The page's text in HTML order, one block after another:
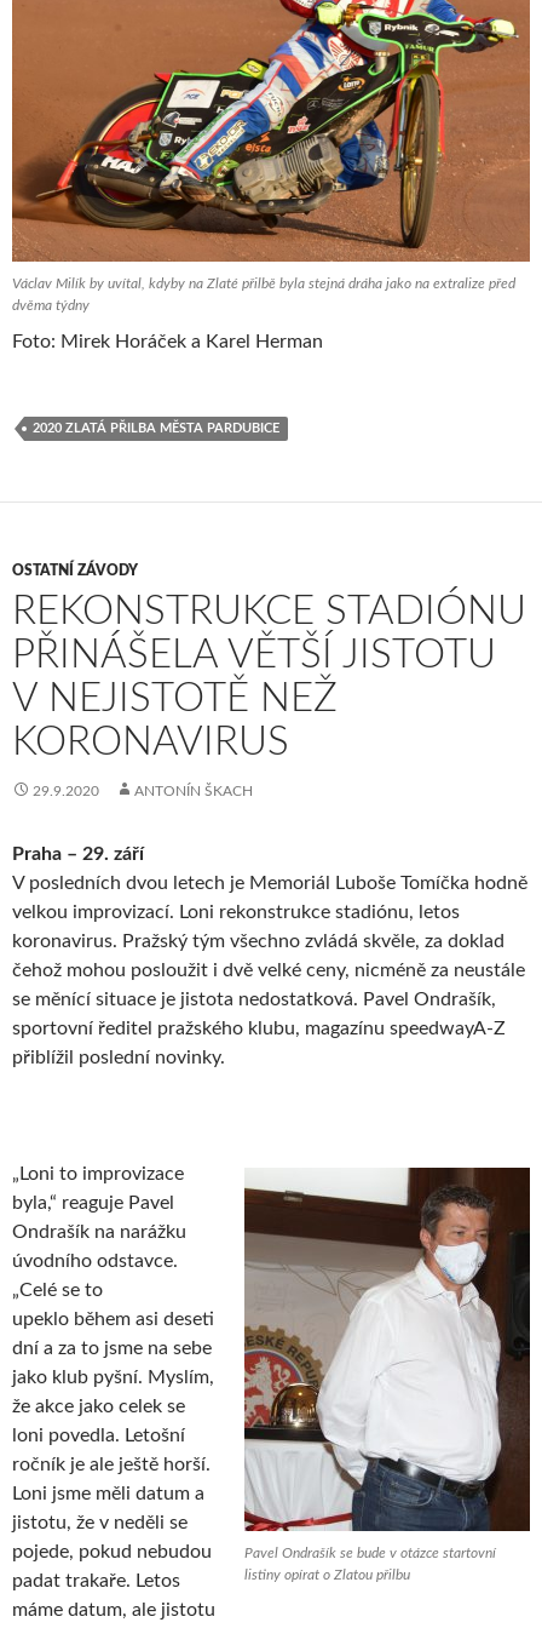
Václav Milík by uvítal, kdyby na Zlaté přilbě byla stejná dráha jako na extralize před
dvěma týdny
Foto: Mirek Horáček a Karel Herman
2020 ZLATÁ PŘILBA MĚSTA PARDUBICE
OSTATNÍ ZÁVODY
REKONSTRUKCE STADIÓNU
PŘINÁŠELA VĚTŠÍ JISTOTU
V NEJISTOTĚ NEŽ
KORONAVIRUS
29.9.2020 ANTONÍN ŠKACH
Praha – 29. září
V posledních dvou letech je Memoriál Luboše Tomíčka hodně
velkou improvizací. Loni rekonstrukce stadiónu, letos
koronavirus. Pražský tým všechno zvládá skvěle, za doklad
čehož mohou posloužit i dvě velké ceny, nicméně za neustále
se měnící situace je jistota nedostatková. Pavel Ondrašík,
sportovní ředitel pražského klubu, magazínu speedwayA-Z
přiblížil poslední novinky.
Pavel Ondrašík se bude v otázce startovní
listiny opírat o Zlatou přilbu
„Loni to improvizace
byla,“ reaguje Pavel
Ondrašík na narážku
úvodního odstavce.
„Celé se to
upeklo během asi deseti
dní a za to jsme na sebe
jako klub pyšní. Myslím,
že akce jako celek se
loni povedla. Letošní
ročník je ale ještě horší.
Loni jsme měli datum a
jistotu, že v neděli se
pojede, pokud nebudou
padat trakaře. Letos
máme datum, ale jistotu